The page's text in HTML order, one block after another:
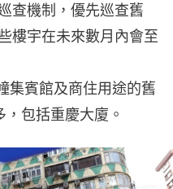
查機制，優先巡查舊
樓宇在未來數月內會至
集賓館及商住用途的舊
包括重慶大廈。